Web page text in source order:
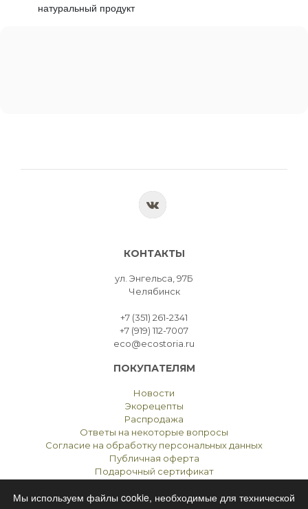
натуральный продукт
КОНТАКТЫ
ул. Энгельса, 97Б
Челябинск
+7 (351) 261-2341
+7 (919) 112-7007
eco@ecostoria.ru
ПОКУПАТЕЛЯМ
Новости
Экорецепты
Распродажа
Ответы на некоторые вопросы
Согласие на обработку персональных данных
Публичная оферта
Подарочный сертификат
Мы используем файлы cookie, необходимые для технической